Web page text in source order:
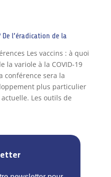
l’éradication de la
Les vaccins : à quoi
la variole à la COVID-19
conférence sera la
plus particulier
Les outils de